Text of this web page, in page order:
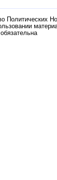
Политических